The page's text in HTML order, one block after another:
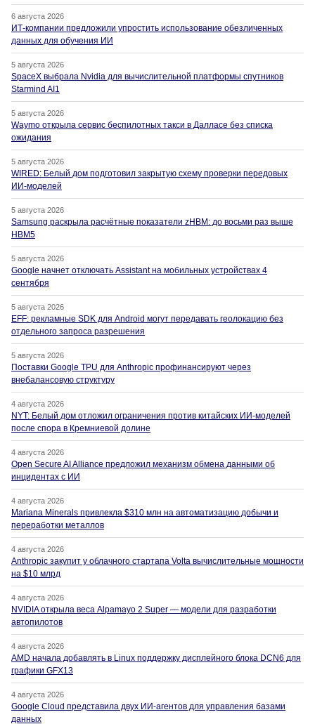
6 августа 2026
ИТ-компании предложили упростить использование обезличенных
данных для обучения ИИ
5 августа 2026
SpaceX выбрала Nvidia для вычислительной платформы спутников
Starmind AI1
5 августа 2026
Waymo открыла сервис беспилотных такси в Далласе без списка
ожидания
5 августа 2026
WIRED: Белый дом подготовил закрытую схему проверки передовых
ИИ-моделей
5 августа 2026
Samsung раскрыла расчётные показатели zHBM: до восьми раз выше
HBM5
5 августа 2026
Google начнет отключать Assistant на мобильных устройствах 4
сентября
5 августа 2026
EFF: рекламные SDK для Android могут передавать геолокацию без
отдельного запроса разрешения
5 августа 2026
Поставки Google TPU для Anthropic профинансируют через
внебалансовую структуру
4 августа 2026
NYT: Белый дом отложил ограничения против китайских ИИ-моделей
после спора в Кремниевой долине
4 августа 2026
Open Secure AI Alliance предложил механизм обмена данными об
инцидентах с ИИ
4 августа 2026
Mariana Minerals привлекла $310 млн на автоматизацию добычи и
переработки металлов
4 августа 2026
Anthropic закупит у облачного стартапа Volta вычислительные мощности
на $10 млрд
4 августа 2026
NVIDIA открыла веса Alpamayo 2 Super — модели для разработки
автопилотов
4 августа 2026
AMD начала добавлять в Linux поддержку дисплейного блока DCN6 для
графики GFX13
4 августа 2026
Google Cloud представила двух ИИ-агентов для управления базами
данных